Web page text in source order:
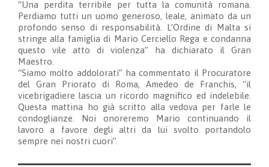
“Una perdita terribile per tutta la comunità romana.
Perdiamo tutti un uomo generoso, leale, animato da un
profondo senso di responsabilità. L’Ordine di Malta si
stringe alla famiglia di Mario Cerciello Rega e condanna
questo vile atto di violenza” ha dichiarato il Gran
Maestro.
“Siamo molto addolorati” ha commentato il Procuratore
del Gran Priorato di Roma, Amedeo de Franchis, “il
vicebrigadiere lascia un ricordo magnifico ed indelebile.
Questa mattina ho già scritto alla vedova per farle le
condoglianze. Noi onoreremo Mario continuando il
lavoro a favore degli altri da lui svolto portandolo
sempre nei nostri cuori”.